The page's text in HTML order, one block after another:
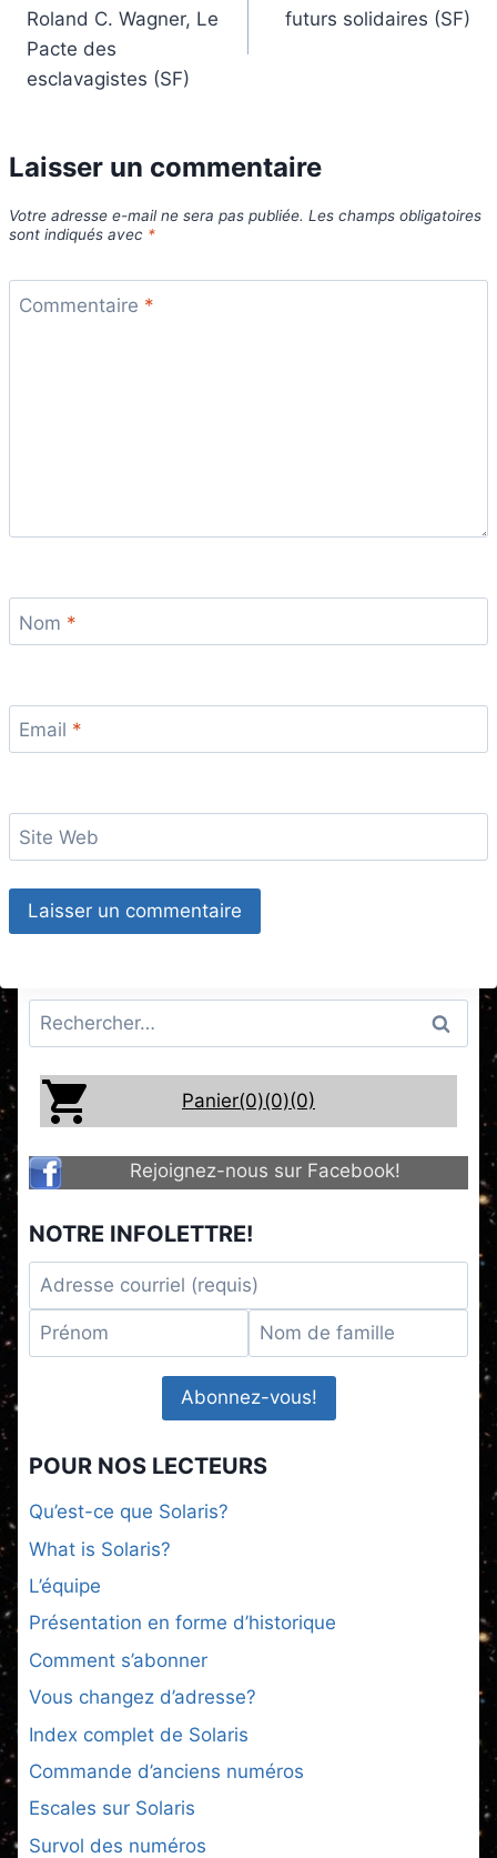
l’article
Roland C. Wagner, Le
Pacte des
esclavagistes (SF)
futurs solidaires (SF)
Laisser un commentaire
Votre adresse e-mail ne sera pas publiée. Les champs obligatoires
sont indiqués avec *
Commentaire *
Nom *
Email *
Site Web
Rechercher :
Panier(0)(0)(0)
Rejoignez-nous sur Facebook!
NOTRE INFOLETTRE!
POUR NOS LECTEURS
Qu’est-ce que Solaris?
What is Solaris?
L’équipe
Présentation en forme d’historique
Comment s’abonner
Vous changez d’adresse?
Index complet de Solaris
Commande d’anciens numéros
Escales sur Solaris
Survol des numéros